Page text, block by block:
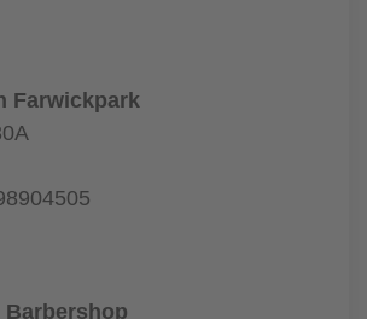
Farwickpark
Barbershop